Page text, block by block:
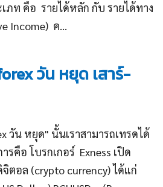
ภท คือ รายได้หลัก กับ รายได้ทาง
Income) ค...
วัน หยุด เสาร์-
วัน หยุด" นั้นเราสามารถเทรดได้
รคือ โบรกเกอร์ Exness เปิด
ตอล (crypto currency) ได้แก่